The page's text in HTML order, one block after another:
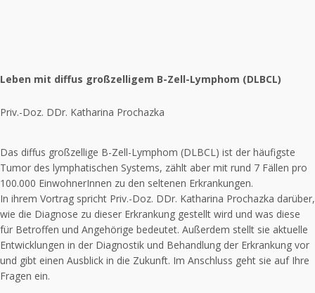
Leben mit diffus großzelligem B-Zell-Lymphom (DLBCL)
Priv.-Doz. DDr. Katharina Prochazka
Das diffus großzellige B-Zell-Lymphom (DLBCL) ist der häufigste
Tumor des lymphatischen Systems, zählt aber mit rund 7 Fällen pro
100.000 EinwohnerInnen zu den seltenen Erkrankungen.
In ihrem Vortrag spricht Priv.-Doz. DDr. Katharina Prochazka darüber,
wie die Diagnose zu dieser Erkrankung gestellt wird und was diese
für Betroffen und Angehörige bedeutet. Außerdem stellt sie aktuelle
Entwicklungen in der Diagnostik und Behandlung der Erkrankung vor
und gibt einen Ausblick in die Zukunft. Im Anschluss geht sie auf Ihre
Fragen ein.